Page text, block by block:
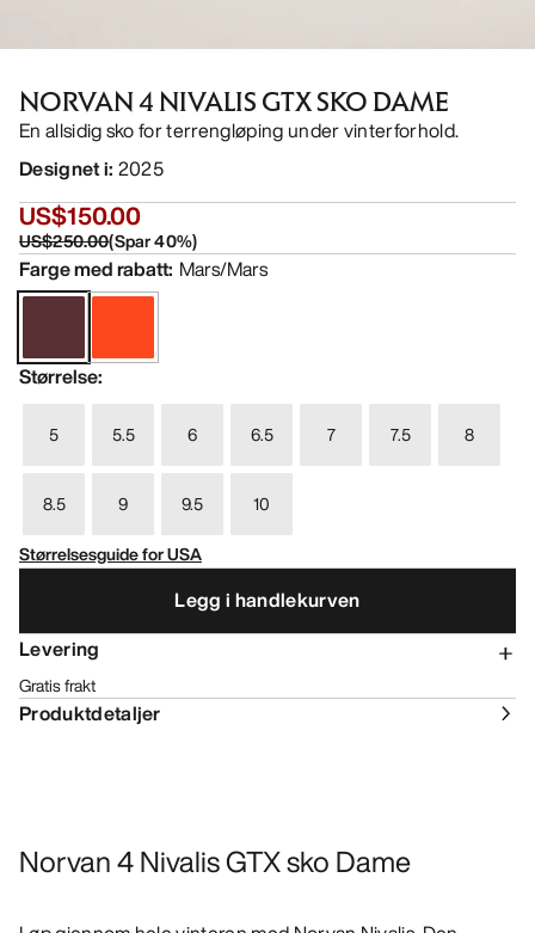
NORVAN 4 NIVALIS GTX SKO DAME
En allsidig sko for terrengløping under vinterforhold.
Designet i: 2025
US$150.00
US$250.00(Spar40%)
Farge med rabatt: Mars/Mars
Størrelse:
5 5.5 6 6.5 7 7.5 8
8.5 9 9.5
10
Størrelsesguide for USA
Legg i handlekurven
Levering
Gratis frakt
Produktdetaljer
Norvan 4 Nivalis GTX sko Dame